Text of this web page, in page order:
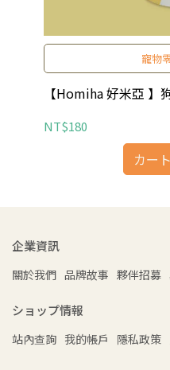
寵物
【Homiha 好米亞 】
NT$180
カー
企業資訊
關於我們 品牌故事 夥伴招募
ショップ情報
站內查詢 我的帳戶 隱私政策